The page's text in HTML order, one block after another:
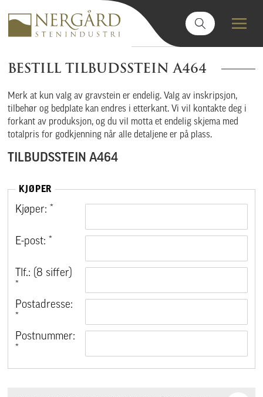
BESTILL TILBUDSSTEIN A464
Merk at kun valg av gravstein er endelig. Valg av inskripsjon,
tilbehør og bedplate kan endres i etterkant. Vi vil kontakte deg i
forkant av produksjon, og du vil motta et endelig skjema med
totalpris for godkjenning når alle detaljene er på plass.
TILBUDSSTEIN A464
KJØPER
Kjøper: *
E-post: *
Tlf.: (8 siffer)
Postadresse:
Postnummer: